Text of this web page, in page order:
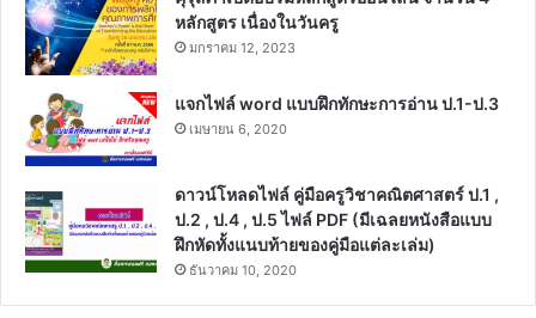
หลักสูตร เนื่องในวันครู
มกราคม 12, 2023
แจกไฟล์ word แบบฝึกทักษะการอ่าน ป.1-ป.3
เมษายน 6, 2020
ดาวน์โหลดไฟล์ คู่มือครูวิชาคณิตศาสตร์ ป.1 ,
ป.2 , ป.4 , ป.5 ไฟล์ PDF (มีเฉลยหนังสือแบบ
ฝึกหัดทั้งแนบท้ายของคู่มือแต่ละเล่ม)
ธันวาคม 10, 2020